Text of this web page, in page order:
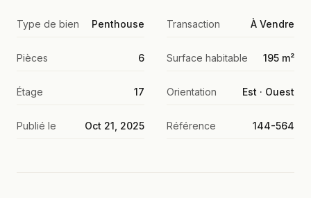
Type de bien Penthouse Transaction À Vendre
Pièces 6 Surface habitable 195 m²
Étage 17 Orientation Est · Ouest
Publié le Oct 21, 2025 Référence 144-564